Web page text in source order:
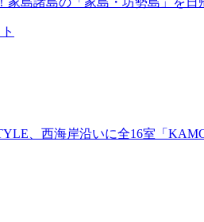
、西海岸沿いに全16室「